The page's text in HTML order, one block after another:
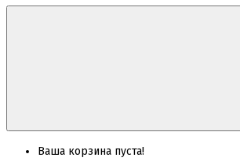
Ваша корзина пуста!